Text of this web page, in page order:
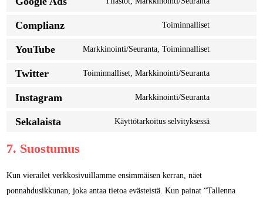
Complianz
Toiminnalliset
YouTube
Markkinointi/Seuranta, Toiminnalliset
Twitter
Toiminnalliset, Markkinointi/Seuranta
Instagram
Markkinointi/Seuranta
Sekalaista
Käyttötarkoitus selvityksessä
7. Suostumus
Kun vierailet verkkosivuillamme ensimmäisen kerran, näet
ponnahdusikkunan, joka antaa tietoa evästeistä. Kun painat “Tallenna